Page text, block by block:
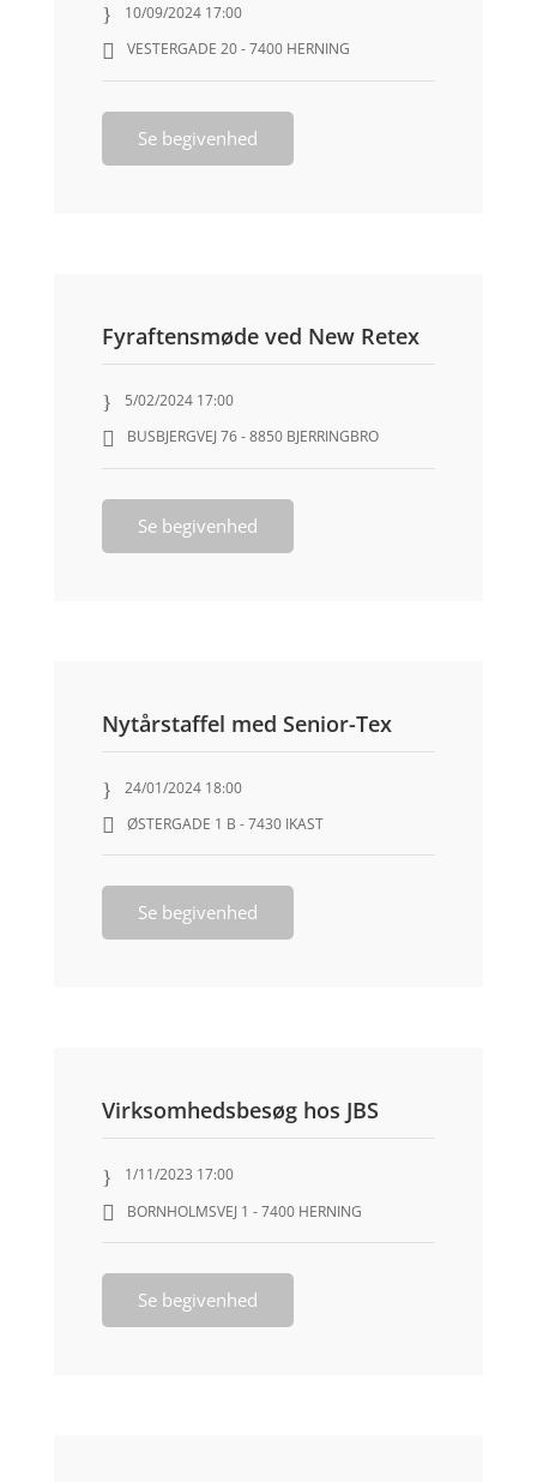
10/09/2024 17:00
VESTERGADE 20 - 7400 HERNING
Se begivenhed
Fyraftensmøde ved New Retex
5/02/2024 17:00
BUSBJERGVEJ 76 - 8850 BJERRINGBRO
Se begivenhed
Nytårstaffel med Senior-Tex
24/01/2024 18:00
ØSTERGADE 1 B - 7430 IKAST
Se begivenhed
Virksomhedsbesøg hos JBS
1/11/2023 17:00
BORNHOLMSVEJ 1 - 7400 HERNING
Se begivenhed